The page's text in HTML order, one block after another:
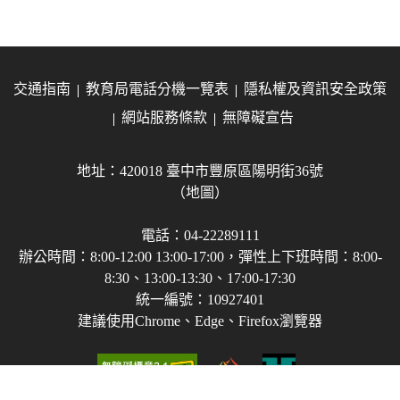
交通指南 教育局電話分機一覽表
隱私權及資訊安全政策
網站服務條款
無障礙宣告
地址：420018 臺中市豐原區陽明街36號
（地圖）
電話：04-22289111
辦公時間：8:00-12:00 13:00-17:00，彈性上下班時間：8:00-
8:30、13:00-13:30、17:00-17:30
統一編號：10927401
建議使用Chrome、Edge、Firefox瀏覽器